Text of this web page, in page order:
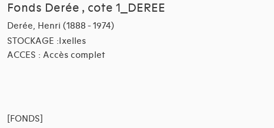
Fonds Derée , cote 1_DEREE
Derée, Henri (1888 - 1974)
STOCKAGE :Ixelles
ACCES : Accès complet
[FONDS]